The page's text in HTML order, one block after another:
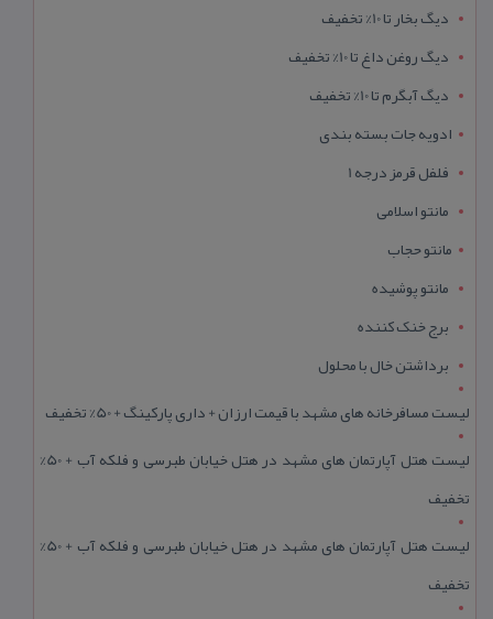
دیگ بخار تا 10% تخفیف
دیگ روغن داغ تا 10% تخفیف
دیگ آبگرم تا 10% تخفیف
ادویه جات بسته بندی
فلفل قرمز درجه 1
مانتو اسلامی
مانتو حجاب
مانتو پوشیده
برج خنک کننده
برداشتن خال با محلول
لیست مسافرخانه های مشهد با قیمت ارزان + داری پارکینگ + 50% تخفیف
لیست هتل آپارتمان های مشهد در هتل خیابان طبرسی و فلکه آب + 50%
تخفیف
لیست هتل آپارتمان های مشهد در هتل خیابان طبرسی و فلکه آب + 50%
تخفیف